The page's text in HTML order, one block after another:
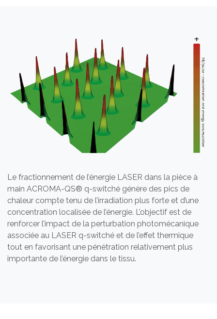
Le fractionnement de l’énergie LASER dans la pièce à
main ACROMA-QS® q-switché génère des pics de
chaleur compte tenu de l’irradiation plus forte et d’une
concentration localisée de l’énergie. L’objectif est de
renforcer l’impact de la perturbation photomécanique
associée au LASER q-switché et de l’effet thermique
tout en favorisant une pénétration relativement plus
importante de l’énergie dans le tissu.